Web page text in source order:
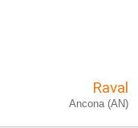
Raval
Ancona (AN)